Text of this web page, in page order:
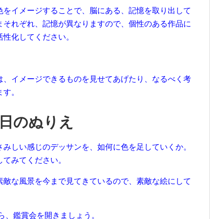
イメージすることで、脳にある、記憶を取り出して
れぞれ、記憶が異なりますので、個性のある作品に
化してください。
イメージできるものを見せてあげたり、なるべく考
。
のぬりえ
しい感じのデッサンを、如何に色を足していくか。
みてください。
な風景を今まで見てきているので、素敵な絵にして
、鑑賞会を開きましょう。